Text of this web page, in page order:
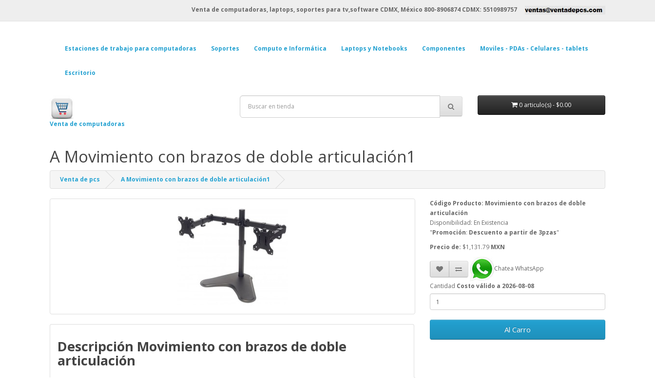
Venta de computadoras, laptops, soportes para tv,software CDMX, México 800-8906874 CDMX: 5510989757
Estaciones de trabajo para computadoras Soportes Computo e Informática Laptops y Notebooks Componentes Moviles - PDAs - Celulares - tablets
Escritorio
Venta de computadoras
0 articulo(s) - $0.00
A Movimiento con brazos de doble articulación1
Venta de pcs A Movimiento con brazos de doble articulación1
Descripción Movimiento con brazos de doble
articulación
Código Producto: Movimiento con brazos de doble
articulación
Disponibilidad: En Existencia
"Promoción: Descuento a partir de 3pzas"
Precio de: $1,131.79 MXN
Chatea WhatsApp
Cantidad Costo válido a 2026-08-08
Al Carro